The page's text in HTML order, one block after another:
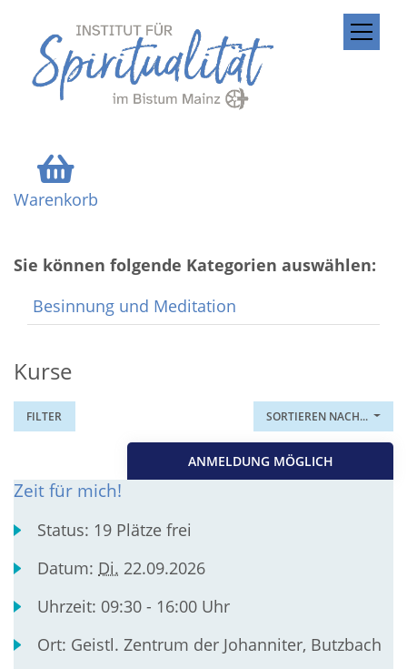
Warenkorb
Sie können folgende Kategorien auswählen:
Besinnung und Meditation
Kurse
SORTIEREN NACH...
FILTER
ANMELDUNG MÖGLICH
Zeit für mich!
Status: 19 Plätze frei
Datum: Di. 22.09.2026
Uhrzeit: 09:30 - 16:00 Uhr
Ort: Geistl. Zentrum der Johanniter, Butzbach